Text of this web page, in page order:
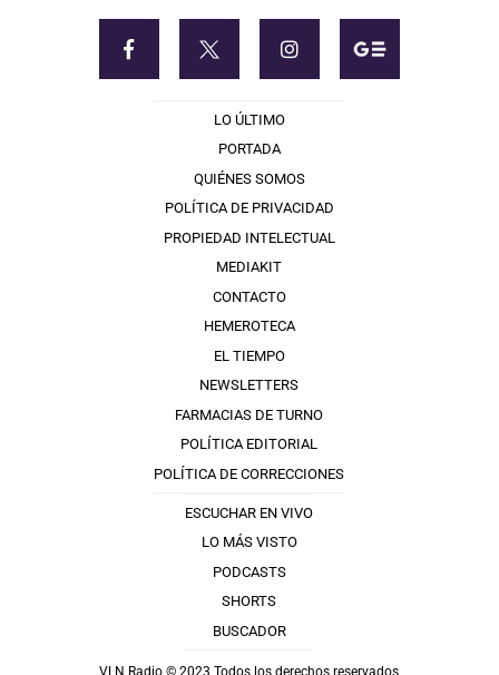
LO ÚLTIMO
PORTADA
QUIÉNES SOMOS
POLÍTICA DE PRIVACIDAD
PROPIEDAD INTELECTUAL
MEDIAKIT
CONTACTO
HEMEROTECA
EL TIEMPO
NEWSLETTERS
FARMACIAS DE TURNO
POLÍTICA EDITORIAL
POLÍTICA DE CORRECCIONES
ESCUCHAR EN VIVO
LO MÁS VISTO
PODCASTS
SHORTS
BUSCADOR